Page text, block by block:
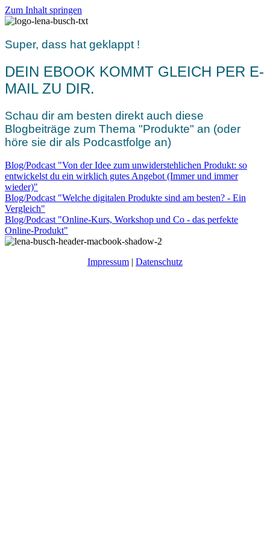
Zum Inhalt springen
Super, dass hat geklappt !
DEIN EBOOK KOMMT GLEICH PER E-
MAIL ZU DIR.
Schau dir am besten direkt auch diese
Blogbeiträge zum Thema "Produkte" an (oder
höre sie dir als Podcastfolge an)
Blog/Podcast "Von der Idee zum unwiderstehlichen Produkt: so
entwickelst du ein wirklich gutes Angebot (Immer und immer
wieder)"
Blog/Podcast "Welche digitalen Produkte sind am besten? - Ein
Vergleich"
Blog/Podcast "Online-Kurs, Workshop und Co - das perfekte
Online-Produkt"
Impressum | Datenschutz